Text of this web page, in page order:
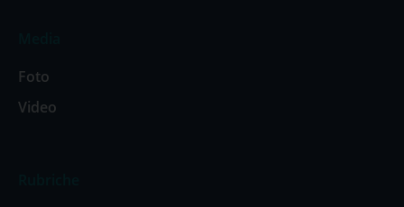
Foto
Video